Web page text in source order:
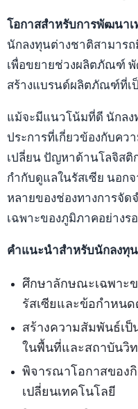
โอกาสสำหรับการพัฒนา
นักลงทุนต่างชาติสามาร
เพื่อขยายช่วงผลิตภัณฑ์
สร้างแบรนด์ผลิตภัณฑ์ที่เ
แม้จะมีแนวโน้มที่ดี นักลง
ประการที่เกี่ยวข้องกับคว
เปลี่ยน ปัญหาด้านโลจิสติ
กำกับดูแลในรัสเซีย นอก
หลายของช่องทางการจั
เฉพาะของภูมิภาคอย่างร
คำแนะนำสำหรับนักลงทุ
ศึกษาลักษณะเฉพาะ
รัสเซียและข้อกำหน
สร้างความสัมพันธ์เ
ในพื้นที่และสถาบันวิ
พิจารณาโอกาสของ
เปลี่ยนเทคโนโลยี